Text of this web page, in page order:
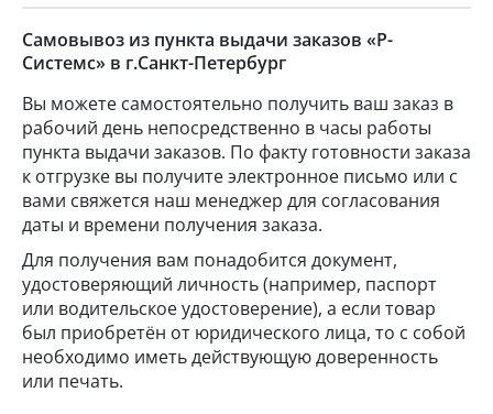
Самовывоз из пункта выдачи заказов «Р-
Системс» в г.Санкт-Петербург
Вы можете самостоятельно получить ваш заказ в
рабочий день непосредственно в часы работы
пункта выдачи заказов. По факту готовности заказа
к отгрузке вы получите электронное письмо или с
вами свяжется наш менеджер для согласования
даты и времени получения заказа.
Для получения вам понадобится документ,
удостоверяющий личность (например, паспорт
или водительское удостоверение), а если товар
был приобретён от юридического лица, то с собой
необходимо иметь действующую доверенность
или печать.